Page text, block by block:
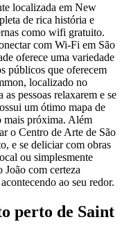
localizada em New
de rica história e
como wifi gratuito.
com Wi-Fi em São
oferece uma variedade
públicos que oferecem
localizado no
pessoas relaxarem e se
um ótimo mapa de
mais próxima. Além
o Centro de Arte de São
e se deliciar com obras
ou simplesmente
com certeza
ao seu redor.
perto de Saint